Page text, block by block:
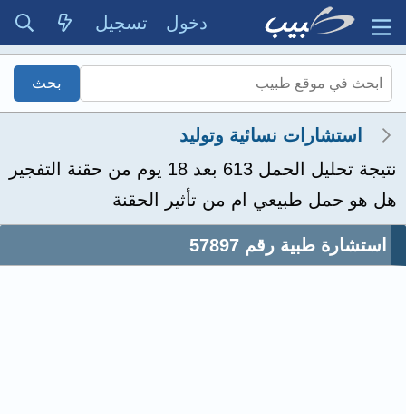
دخول تسجيل
استشارات نسائية وتوليد
نتيجة تحليل الحمل 613 بعد 18 يوم من حقنة التفجير
هل هو حمل طبيعي ام من تأثير الحقنة
استشارة طبية رقم 57897